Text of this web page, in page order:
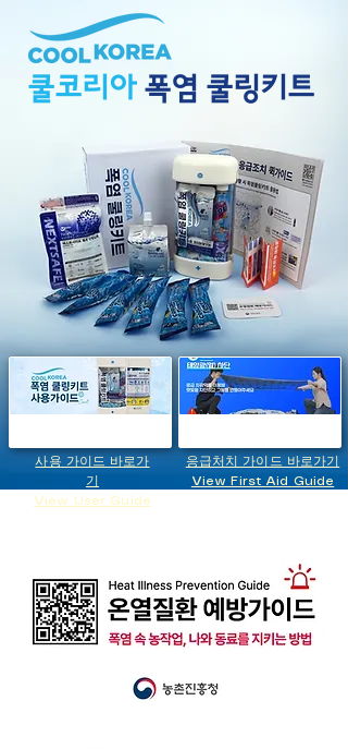
사용 가이드 바로가
기
View User Guide
응급처치 가이드 바로가기
View First Aid Guide
쿨코리아 폭염 쿨링키트